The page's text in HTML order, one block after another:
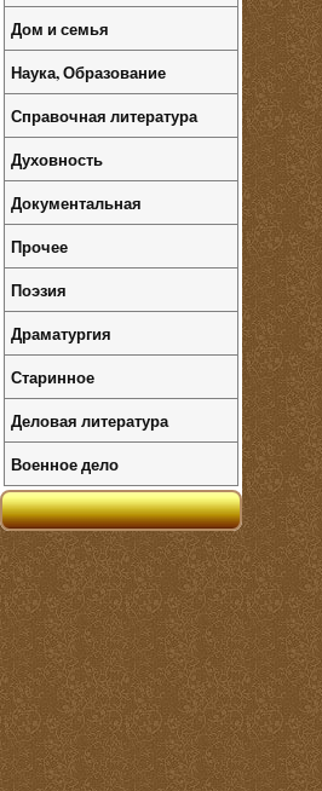
Дом и семья
Наука, Образование
Справочная литература
Духовность
Документальная
Прочее
Поэзия
Драматургия
Старинное
Деловая литература
Военное дело